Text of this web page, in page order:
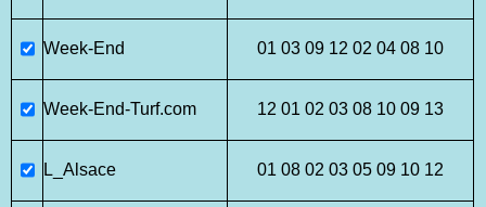
Week-End 01 03 09 12 02 04 08 10
Week-End-Turf.com 12 01 02 03 08 10 09 13
L_Alsace 01 08 02 03 05 09 10 12